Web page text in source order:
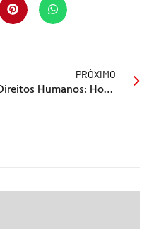
PRÓXIMO
Direitos Humanos: Homossexuais podem entrar na Igreja?